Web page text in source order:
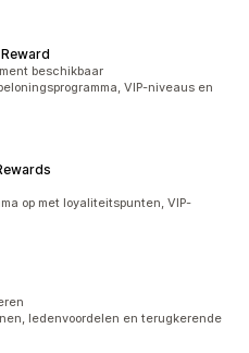
beschikbaar
VIP-niveaus en
op met loyaliteitspunten, VIP-
ledenvoordelen en terugkerende